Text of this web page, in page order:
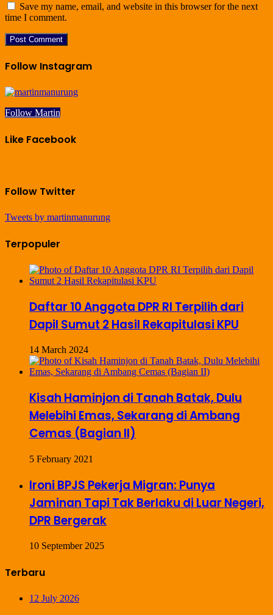
Save my name, email, and website in this browser for the next
time I comment.
Follow Instagram
Follow Martin
Like Facebook
Follow Twitter
Tweets by martinmanurung
Terpopuler
Daftar 10 Anggota DPR RI Terpilih dari
Dapil Sumut 2 Hasil Rekapitulasi KPU
14 March 2024
Kisah Haminjon di Tanah Batak, Dulu
Melebihi Emas, Sekarang di Ambang
Cemas (Bagian II)
5 February 2021
Ironi BPJS Pekerja Migran: Punya
Jaminan Tapi Tak Berlaku di Luar Negeri,
DPR Bergerak
10 September 2025
Terbaru
12 July 2026